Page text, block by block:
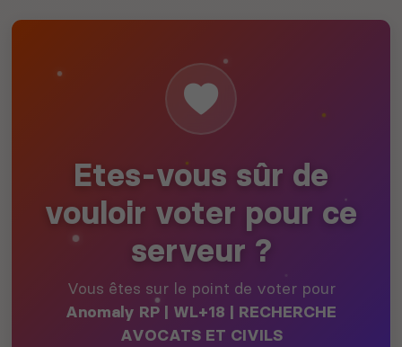
Etes-vous sûr de
vouloir voter pour ce
serveur ?
Vous êtes sur le point de voter pour
Anomaly RP | WL+18 | RECHERCHE
AVOCATS ET CIVILS